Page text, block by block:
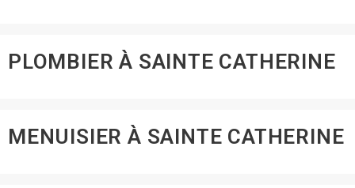
PLOMBIER À SAINTE CATHERINE
MENUISIER À SAINTE CATHERINE